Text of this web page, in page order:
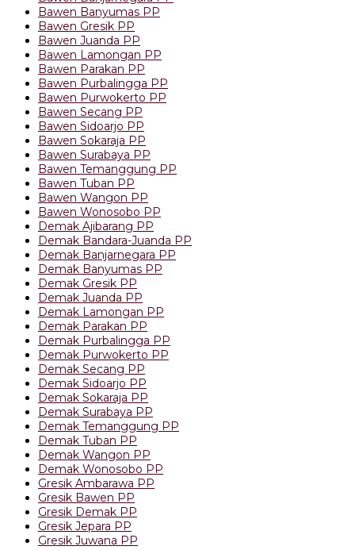
Bawen Banyumas PP
Bawen Gresik PP
Bawen Juanda PP
Bawen Lamongan PP
Bawen Parakan PP
Bawen Purbalingga PP
Bawen Purwokerto PP
Bawen Secang PP
Bawen Sidoarjo PP
Bawen Sokaraja PP
Bawen Surabaya PP
Bawen Temanggung PP
Bawen Tuban PP
Bawen Wangon PP
Bawen Wonosobo PP
Demak Ajibarang PP
Demak Bandara-Juanda PP
Demak Banjarnegara PP
Demak Banyumas PP
Demak Gresik PP
Demak Juanda PP
Demak Lamongan PP
Demak Parakan PP
Demak Purbalingga PP
Demak Purwokerto PP
Demak Secang PP
Demak Sidoarjo PP
Demak Sokaraja PP
Demak Surabaya PP
Demak Temanggung PP
Demak Tuban PP
Demak Wangon PP
Demak Wonosobo PP
Gresik Ambarawa PP
Gresik Bawen PP
Gresik Demak PP
Gresik Jepara PP
Gresik Juwana PP